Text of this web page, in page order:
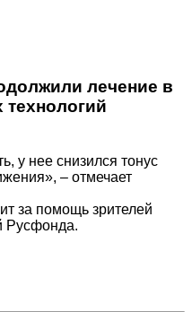
лечение в
технологий
у нее снизился тонус
– отмечает
за помощь зрителей
Русфонда.